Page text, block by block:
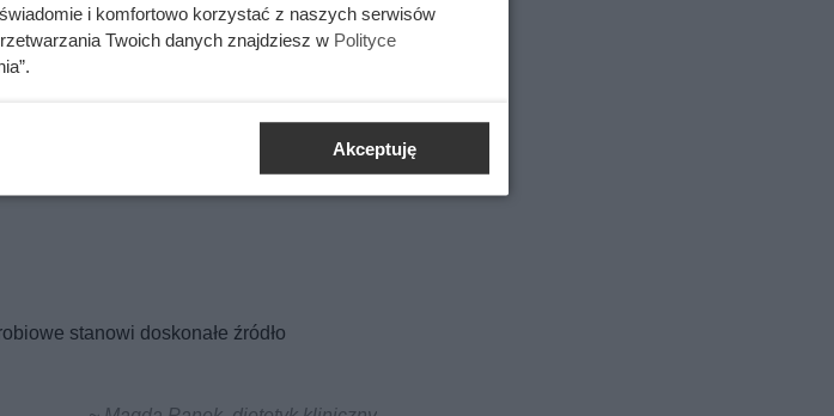
Bryzole podawaj z ulubionymi
stanowi doskonałe źródło
i komfortowo korzystać z naszych serwisów
Twoich danych znajdziesz w Polityce
Akceptuję